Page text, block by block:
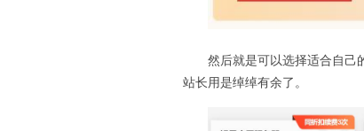
然后就是可以选择适合自己
站长用是绰绰有余了。